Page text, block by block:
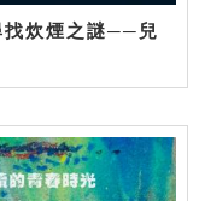
找炊煙之謎──兒